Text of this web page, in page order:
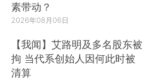
素带动？
2026年08月06日
【我闻】艾路明及多名股东被
拘 当代系创始人因何此时被
清算